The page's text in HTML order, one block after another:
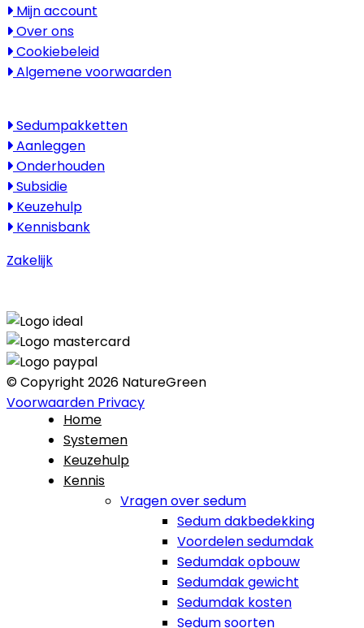
Mijn account
Over ons
Cookiebeleid
Algemene voorwaarden
Sedumpakketten
Aanleggen
Onderhouden
Subsidie
Keuzehulp
Kennisbank
Zakelijk
© Copyright 2026 NatureGreen
Voorwaarden Privacy
Home
Systemen
Keuzehulp
Kennis
Vragen over sedum
Sedum dakbedekking
Voordelen sedumdak
Sedumdak opbouw
Sedumdak gewicht
Sedumdak kosten
Sedum soorten